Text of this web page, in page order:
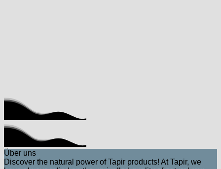
Über uns
Discover the natural power of Tapir products! At Tapir, we